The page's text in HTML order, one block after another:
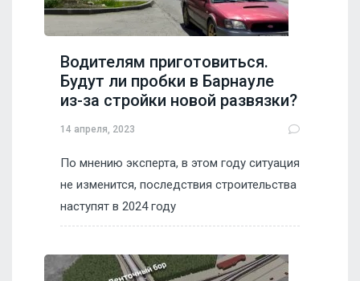
Водителям приготовиться.
Будут ли пробки в Барнауле
из-за стройки новой развязки?
14 апреля, 2023
По мнению эксперта, в этом году ситуация
не изменится, последствия строительства
наступят в 2024 году